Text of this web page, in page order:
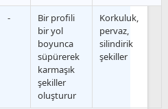
-
Bir profili
bir yol
boyunca
süpürerek
karmaşık
şekiller
oluşturur
Korkuluk,
pervaz,
silindirik
şekiller